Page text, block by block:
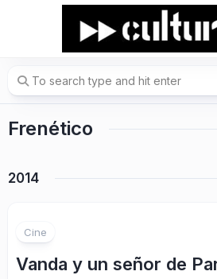
Frenético
2014
Cine
Vanda y un señor de